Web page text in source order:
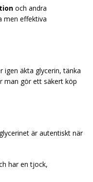
och andra
men effektiva
igen äkta glycerin, tänka
man gör ett säkert köp
är autentiskt när
har en tjock,